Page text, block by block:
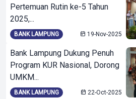
Pertemuan Rutin ke-5 Tahun
2025,...
BANK LAMPUNG 19-Nov-2025
Bank Lampung Dukung Penuh
Program KUR Nasional, Dorong
UMKM...
BANK LAMPUNG 22-Oct-2025